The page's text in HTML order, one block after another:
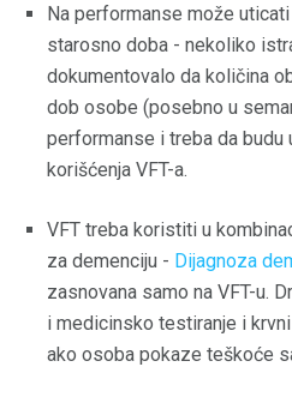
Na performanse može
starosno doba - nekoliko
dokumentovalo da količina
dob osobe (posebno u
performanse i treba da budu
korišćenja VFT-a.
VFT treba koristiti u
za demenciju - Dijagnoza
zasnovana samo na VFT-u.
i medicinsko testiranje i krvni
ako osoba pokaze teškoće